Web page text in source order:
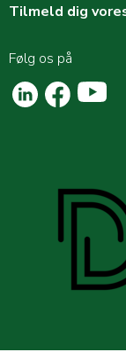
Tilmeld dig
Følg os på